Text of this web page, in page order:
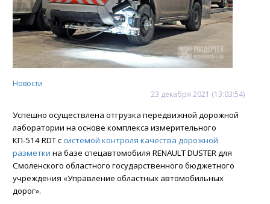
Новости
23 декабря 2021 (13:03:54)
Успешно осуществлена отгрузка передвижной дорожной
лаборатории на основе комплекса измерительного
КП-514 RDТ ссистемой контроля качества дорожной
разметки на базе спецавтомобиля RENAULT DUSTER для
Смоленского областного государственного бюджетного
учреждения «Управление областных автомобильных
дорог».